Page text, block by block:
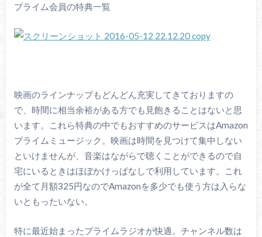
プライム会員の特典一覧
映画のラインナップもどんどん充実してきておりますの
で、時間に相当余裕がある方でも見飽きることはないと思
います。これら特典の中でもおすすめのサービスはAmazon
プライムミュージック。映画は時間を見つけて集中しない
といけませんが、音楽はながらで聴くことができるので自
宅にいるときはほぼかけっぱなしで利用しています。これ
が全て月額325円なのでAmazonを多少でも使う方は入らな
いともったいない。
特に最近始まったプライムラジオが快適。チャンネル数は